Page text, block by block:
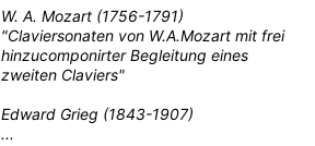
W. A. Mozart (1756-1791)
"Claviersonaten von W.A.Mozart mit frei
hinzucomponirter Begleitung eines
zweiten Claviers"
Edward Grieg (1843-1907)
...